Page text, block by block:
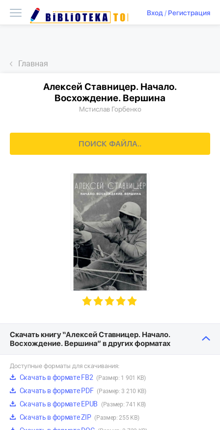
Вход/ Регистрация
Главная
Алексей Ставницер. Начало.
Восхождение. Вершина
Мстислав Горбенко
ПОИСК ФАЙЛА..
Скачать книгу “Алексей Ставницер. Начало.
Восхождение. Вершина” в других форматах
Доступные форматы для скачивания:
Скачать в формате FB2 (Размер: 1 901 KB)
Скачать в формате PDF (Размер: 3 210 KB)
Скачать в формате EPUB (Размер: 741 KB)
Скачать в формате ZIP (Размер: 255 KB)